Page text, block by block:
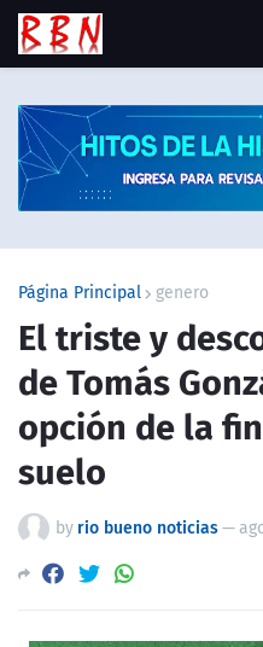
Página Principal genero
El triste y
de Tomás
opción de la
suelo
by rio bueno noticias—